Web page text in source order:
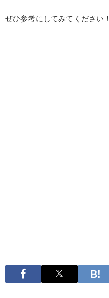
ぜひ参考にしてみてください！